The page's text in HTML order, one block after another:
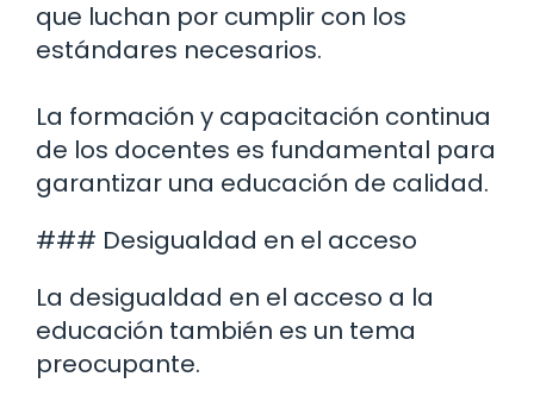
que luchan por cumplir con los
estándares necesarios.
La formación y capacitación continua
de los docentes es fundamental para
garantizar una educación de calidad.
### Desigualdad en el acceso
La desigualdad en el acceso a la
educación también es un tema
preocupante.